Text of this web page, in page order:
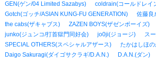
GEN(ゲン/04 Limited Sazabys)
coldrain(コールドレイ
Gotch(ゴッチ/ASIAN KUNG-FU GENERATION)
佐藤良
the cabs(ザキャブス)
ZAZEN BOYS(ザゼンボーイズ)
junko(ジュンコ/打首獄門同好会)
jo0ji(ジョージ) ス
SPECIAL OTHERS(スペシャルアザース)
たかはしほ
Daigo Sakuragi(ダイゴサクラギ/D.A.N.)
D.A.N.(ダン)